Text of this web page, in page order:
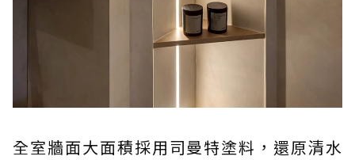
全室牆面大面積採用司曼特塗料，還原清水